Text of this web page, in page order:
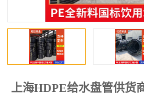
上海HDPE给水盘管供货